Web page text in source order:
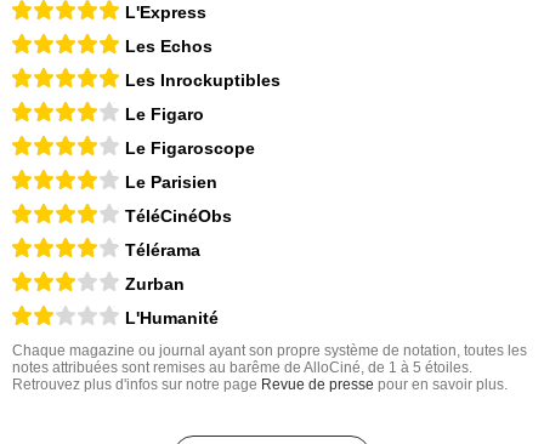
L'Express
Les Echos
Les Inrockuptibles
Le Figaro
Le Figaroscope
Le Parisien
TéléCinéObs
Télérama
Zurban
L'Humanité
Chaque magazine ou journal ayant son propre système de notation, toutes les
notes attribuées sont remises au barême de AlloCiné, de 1 à 5 étoiles.
Retrouvez plus d'infos sur notre page Revue de presse pour en savoir plus.